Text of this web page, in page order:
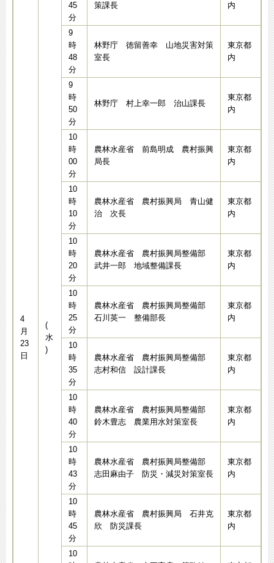
4
月
23
日
(
水
)
45
分
策課長
内
9
時
48
分
林野庁 徳留善幸 山地災害対策
室長
東京都
内
9
時
50
分
林野庁 村上幸一郎 治山課長
東京都
内
10
時
00
分
農林水産省 前島明成 農村振興
局長
東京都
内
10
時
10
分
農林水産省 農村振興局 青山健
治 次長
東京都
内
10
時
20
分
農林水産省 農村振興局整備部
武井一郎 地域整備課長
東京都
内
10
時
25
分
農林水産省 農村振興局整備部
石川英一 整備部長
東京都
内
10
時
35
分
農林水産省 農村振興局整備部
志村和信 設計課長
東京都
内
10
時
40
分
農林水産省 農村振興局整備部
鈴木豊志 農業用水対策室長
東京都
内
10
時
43
分
農林水産省 農村振興局整備部
志田麻由子 防災・減災対策室長
東京都
内
10
時
45
分
農林水産省 農村振興局 石井克
欣 防災課長
東京都
内
10